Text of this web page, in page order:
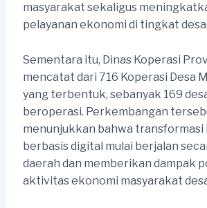
masyarakat sekaligus
pelayanan ekonomi di tingkat desa.
Sementara itu, Dinas Koperasi
mencatat dari 716 Koperasi Desa
yang terbentuk, sebanyak 169
beroperasi. Perkembangan
menunjukkan bahwa transformasi
berbasis digital mulai berjalan
daerah dan memberikan dampak
aktivitas ekonomi masyarakat